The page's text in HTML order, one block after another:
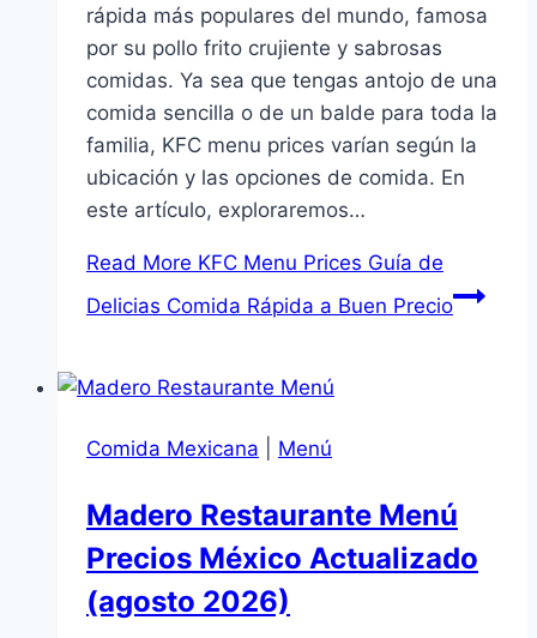
rápida más populares del mundo, famosa
por su pollo frito crujiente y sabrosas
comidas. Ya sea que tengas antojo de una
comida sencilla o de un balde para toda la
familia, KFC menu prices varían según la
ubicación y las opciones de comida. En
este artículo, exploraremos…
Read More KFC Menu Prices Guía de
Delicias Comida Rápida a Buen Precio
Comida Mexicana Menú
Madero Restaurante Menú
Precios México Actualizado
(agosto 2026)